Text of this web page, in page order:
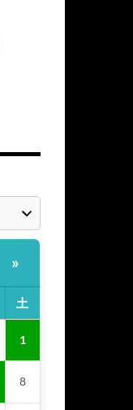
»
土
1
8